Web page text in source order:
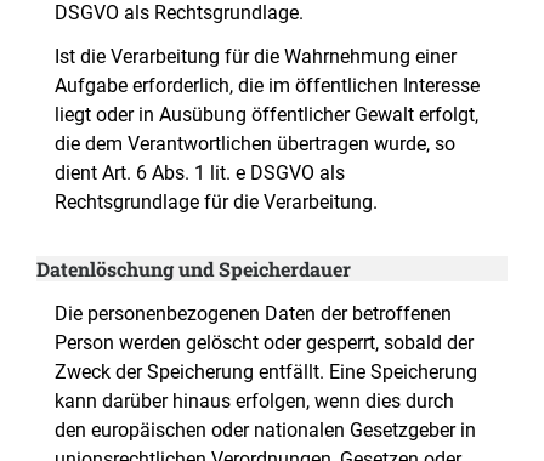
DSGVO als Rechtsgrundlage.
Ist die Verarbeitung für die Wahrnehmung einer
Aufgabe erforderlich, die im öffentlichen Interesse
liegt oder in Ausübung öffentlicher Gewalt erfolgt,
die dem Verantwortlichen übertragen wurde, so
dient Art. 6 Abs. 1 lit. e DSGVO als
Rechtsgrundlage für die Verarbeitung.
Datenlöschung und Speicherdauer
Die personenbezogenen Daten der betroffenen
Person werden gelöscht oder gesperrt, sobald der
Zweck der Speicherung entfällt. Eine Speicherung
kann darüber hinaus erfolgen, wenn dies durch
den europäischen oder nationalen Gesetzgeber in